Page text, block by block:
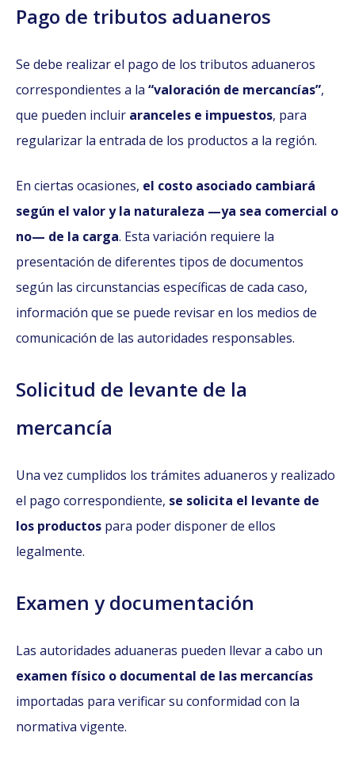
Pago de tributos aduaneros
Se debe realizar el pago de los tributos aduaneros
correspondientes a la “valoración de mercancías”,
que pueden incluir aranceles e impuestos, para
regularizar la entrada de los productos a la región.
En ciertas ocasiones, el costo asociado cambiará
según el valor y la naturaleza —ya sea comercial o
no— de la carga. Esta variación requiere la
presentación de diferentes tipos de documentos
según las circunstancias específicas de cada caso,
información que se puede revisar en los medios de
comunicación de las autoridades responsables.
Solicitud de levante de la
mercancía
Una vez cumplidos los trámites aduaneros y realizado
el pago correspondiente, se solicita el levante de
los productos para poder disponer de ellos
legalmente.
Examen y documentación
Las autoridades aduaneras pueden llevar a cabo un
examen físico o documental de las mercancías
importadas para verificar su conformidad con la
normativa vigente.